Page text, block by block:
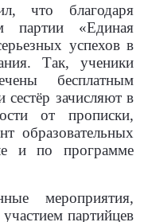
что благодаря
партии «Единая
успехов в
Так, ученики
бесплатным
зачисляют в
от прописки,
образовательных
и по программе
мероприятия,
партийцев